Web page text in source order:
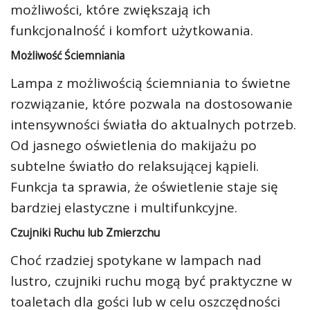
możliwości, które zwiększają ich
funkcjonalność i komfort użytkowania.
Możliwość Ściemniania
Lampa z możliwością ściemniania to świetne
rozwiązanie, które pozwala na dostosowanie
intensywności światła do aktualnych potrzeb.
Od jasnego oświetlenia do makijażu po
subtelne światło do relaksującej kąpieli.
Funkcja ta sprawia, że oświetlenie staje się
bardziej elastyczne i multifunkcyjne.
Czujniki Ruchu lub Zmierzchu
Choć rzadziej spotykane w lampach nad
lustro, czujniki ruchu mogą być praktyczne w
toaletach dla gości lub w celu oszczędności